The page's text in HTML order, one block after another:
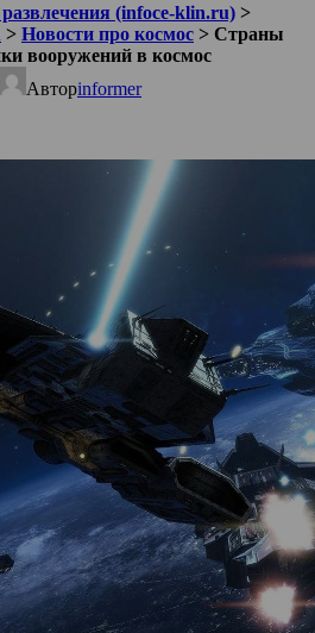
(infoce-klin.ru) >
> Новости про космос > Страны
вооружений в космос
Авторinformer